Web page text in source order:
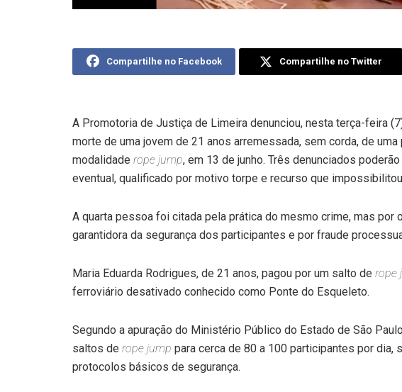
Compartilhe no Facebook Compartilhe no Twitter
A Promotoria de Justiça de Limeira denunciou, nesta terça-feira
morte de uma jovem de 21 anos arremessada, sem corda, de
modalidade rope jump, em 13 de junho. Três denunciados
eventual, qualificado por motivo torpe e recurso que
A quarta pessoa foi citada pela prática do mesmo crime, mas por
garantidora da segurança dos participantes e por fraude
Maria Eduarda Rodrigues, de 21 anos, pagou por um salto de rope
ferroviário desativado conhecido como Ponte do Esqueleto.
Segundo a apuração do Ministério Público do Estado de São
saltos de rope jump para cerca de 80 a 100 participantes por
protocolos básicos de segurança.